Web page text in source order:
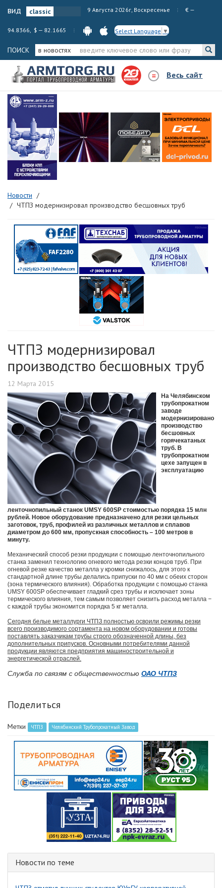
вид 9 Августа 2026г, Воскресенье € —
94.8366, $ — 82.1665 Select Language ▼
ПОИСК в новостях
Весь сайт
Новости
ЧТПЗ модернизировал производство бесшовных труб
ЧТПЗ модернизировал
производство бесшовных труб
12 Марта 2015
На Челябинском
трубопрокатном
заводе
модернизировано
производство
бесшовных
горячекатаных
труб. В
трубопрокатном
цехе запущен в
эксплуатацию
ленточнопильный станок UMSY 600SP стоимостью порядка 15 млн
рублей. Новое оборудование предназначено для резки цельных
заготовок, труб, профилей из различных металлов и сплавов
диаметром до 600 мм, пропускная способность – 100 метров в
минуту.
Механический способ резки продукции с помощью ленточнопильного
станка заменил технологию огневого метода резки концов труб. При
огневой резке качество металла у кромки снижалось, для этого к
стандартной длине трубы делались припуски по 40 мм с обеих сторон
(зона термического влияния). Обработка продукции с помощью станка
UMSY 600SP обеспечивает гладкий срез трубы и исключает зоны
термического влияния, тем самым позволяет снизить расход металла −
с каждой трубы экономится порядка 5 кг металла.
Сегодня белые металлурги ЧТПЗ полностью освоили режимы резки
всего производимого сортамента на новом оборудовании и готовы
поставлять заказчикам трубы строго обозначенной длины, без
дополнительных припусков. Основными потребителями данной
продукции являются предприятия машиностроительной и
энергетической отраслей.
Служба по связям с общественностью ОАО ЧТПЗ
Поделиться
Метки ЧТПЗ Челябинский Трубопрокатный Завод
Новости по теме